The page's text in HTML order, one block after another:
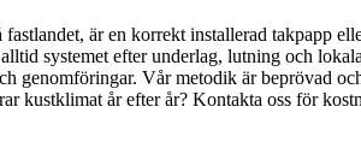
är en korrekt installerad takpapp
systemet efter underlag, lutning och
genomföringar. Vår metodik är beprövad
kustklimat år efter år? Kontakta oss för